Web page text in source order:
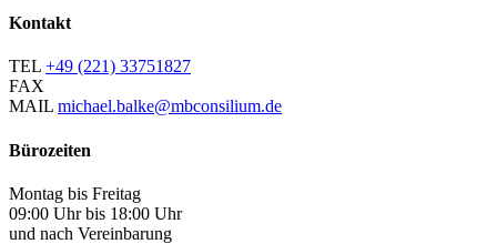
Kontakt
TEL +49 (221) 33751827
FAX
MAIL michael.balke@mbconsilium.de
Bürozeiten
Montag bis Freitag
09:00 Uhr bis 18:00 Uhr
und nach Vereinbarung